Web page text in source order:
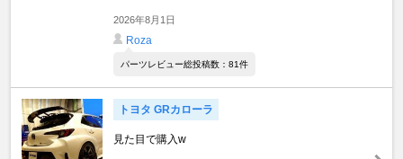
2026年8月1日
Roza
パーツレビュー総投稿数：81件
トヨタ GRカローラ
見た目で購入w